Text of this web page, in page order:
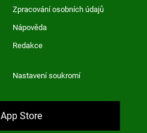
Zpracování osobních údajů
Nápověda
Redakce
Nastavení soukromí
App Store